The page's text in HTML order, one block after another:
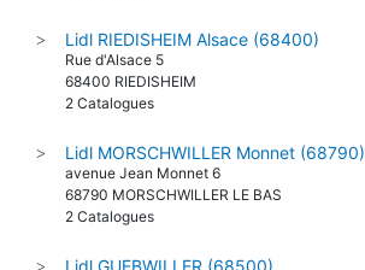
> Lidl RIEDISHEIM Alsace (68400)
Rue d'Alsace 5
68400 RIEDISHEIM
2 Catalogues
> Lidl MORSCHWILLER Monnet (68790)
avenue Jean Monnet 6
68790 MORSCHWILLER LE BAS
2 Catalogues
> Lidl GUEBWILLER (68500)